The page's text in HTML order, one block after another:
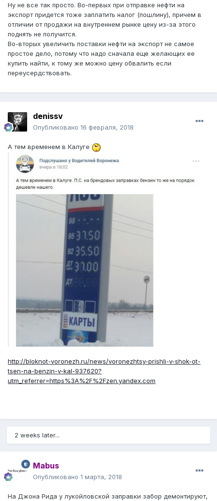
Ну не все так просто. Во-первых при отправке нефти на
экспорт придется тоже заплатить налог (пошлину), причем в
отличии от продажи на внутреннем рынке цену из-за этого
поднять не получится.
Во-вторых увеличить поставки нефти на экспорт не самое
простое дело, потому что надо сначала еще желающих ее
купить найти, к тому же можно цену обвалить если
переусердствовать.
denissv
Опубликовано 16 февраля, 2018
А тем временем в Калуге
http://bloknot-voronezh.ru/news/voronezhtsy-prishli-v-shok-ot-
tsen-na-benzin-v-kal-937620?
utm_referrer=https%3A%2F%2Fzen.yandex.com
2 weeks later...
Mabus
Опубликовано 1 марта, 2018
На Джона Рида у лукойловской заправки забор демонтируют,